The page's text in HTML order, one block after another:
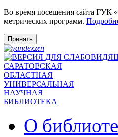
Во время посещения сайта ГУК
метрических программ.
Принять
САРАТОВСКАЯ
ОБЛАСТНАЯ
УНИВЕРСАЛЬНАЯ
НАУЧНАЯ
БИБЛИОТЕКА
О